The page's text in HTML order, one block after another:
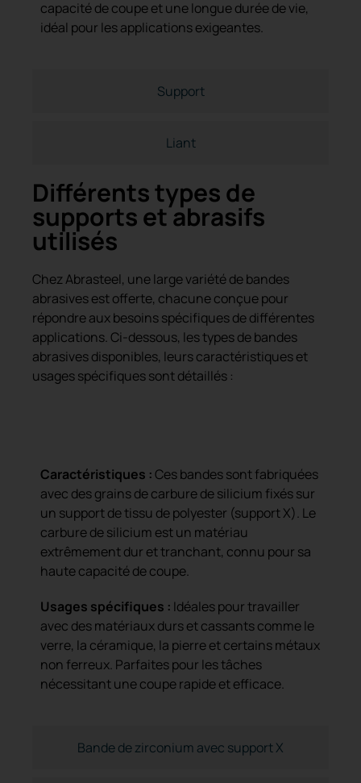
Support
Liant
capacité de coupe et une longue durée de vie,
idéal pour les applications exigeantes.
Différents types de
supports et abrasifs
utilisés
Chez Abrasteel, une large variété de bandes
abrasives est offerte, chacune conçue pour
répondre aux besoins spécifiques de différentes
applications. Ci-dessous, les types de bandes
abrasives disponibles, leurs caractéristiques et
usages spécifiques sont détaillés :
Bande de zirconium avec support X
Caractéristiques :Ces bandes sont fabriquées
avec des grains de carbure de silicium fixés sur
un support de tissu de polyester (support X). Le
carbure de silicium est un matériau
extrêmement dur et tranchant, connu pour sa
haute capacité de coupe.
Usages spécifiques : Idéales pour travailler
avec des matériaux durs et cassants comme le
verre, la céramique, la pierre et certains métaux
non ferreux. Parfaites pour les tâches
nécessitant une coupe rapide et efficace.